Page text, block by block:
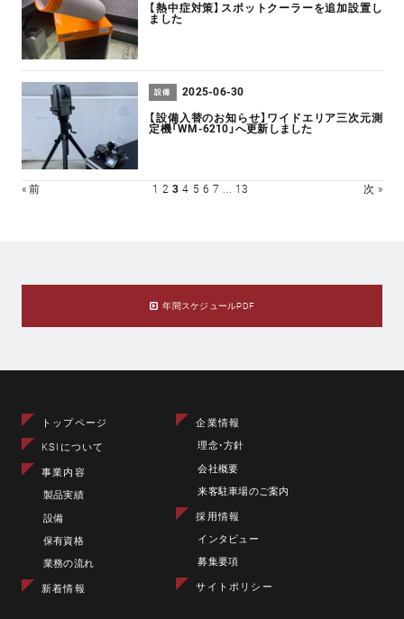
【熱中症対策】スポットクーラーを追加設置し
ました
設備 2025-06-30
【設備入替のお知らせ】ワイドエリア三次元測
定機「WM-6210」へ更新しました
« 前 1 2 3 4 5 6 7 ... 13 次 »
年間スケジュールPDF
トップページ
KSIについて
事業内容
製品実績
設備
保有資格
業務の流れ
新着情報
企業情報
理念･方針
会社概要
来客駐車場のご案内
採用情報
インタビュー
募集要項
サイトポリシー